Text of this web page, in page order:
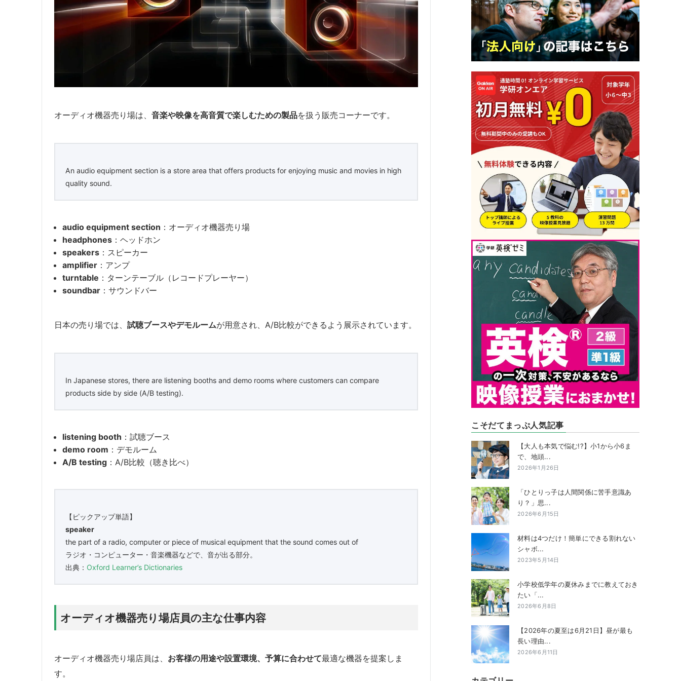
オーディオ機器売り場は、 音楽や映像を高音質で楽しむための製品を扱う販売コーナーです。
An audio equipment section is a store area that offers products for enjoying music and movies in high
quality sound.
audio equipment section ：オーディオ機器売り場
headphones ：ヘッドホン
speakers ：スピーカー
amplifier ：アンプ
turntable ：ターンテーブル（レコードプレーヤー）
soundbar ：サウンドバー
日本の売り場では、 試聴ブースやデモルームが用意され、A/B比較ができるよう展示されています。
In Japanese stores, there are listening booths and demo rooms where customers can compare
products side by side (A/B testing).
listening booth ：試聴ブース
demo room ：デモルーム
A/B testing ：A/B比較（聴き比べ）
【ピックアップ単語】
speaker
the part of a radio, computer or piece of musical equipment that the sound comes out of
ラジオ・コンピューター・音楽機器などで、音が出る部分。
出典： Oxford Learner’s Dictionaries
オーディオ機器売り場店員の主な仕事内容
オーディオ機器売り場店員は、 お客様の用途や設置環境、予算に合わせて最適な機器を提案しま
す。
こそだてまっぷ人気記事
【大人も本気で悩む!?】小1から小6ま
で、地頭...
2026年1月26日
「ひとりっ子は人間関係に苦手意識あ
り？」思...
2026年6月15日
材料は4つだけ！簡単にできる割れない
シャボ...
2023年5月14日
小学校低学年の夏休みまでに教えておき
たい「...
2026年6月8日
【2026年の夏至は6月21日】昼が最も
長い理由...
2026年6月11日